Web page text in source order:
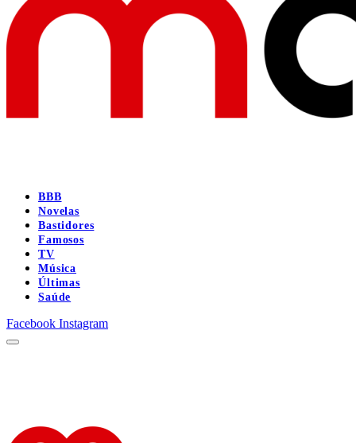
BBB
Novelas
Bastidores
Famosos
TV
Música
Últimas
Saúde
Facebook Instagram